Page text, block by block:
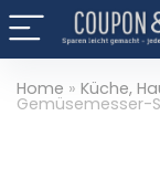
Home » Küche,
Gemüsemesser-